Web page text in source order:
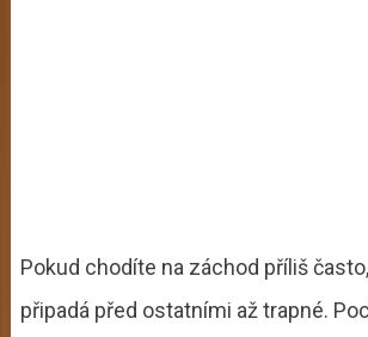
Pokud chodíte na záchod příliš
připadá před ostatními až trapné.